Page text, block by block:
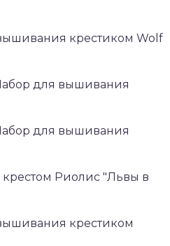
крестиком Wolf
для вышивания
для вышивания
Риолис "Львы в
крестиком